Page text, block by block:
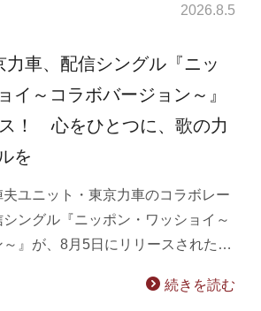
2026.8.5
力車、配信シングル『ニッ
イ～コラボバージョン～』
！ 心をひとつに、歌の力
を
夫ユニット・東京力車のコラボレー
ングル『ニッポン・ワッショイ～
～』が、8月5日にリリースされた…
続きを読む